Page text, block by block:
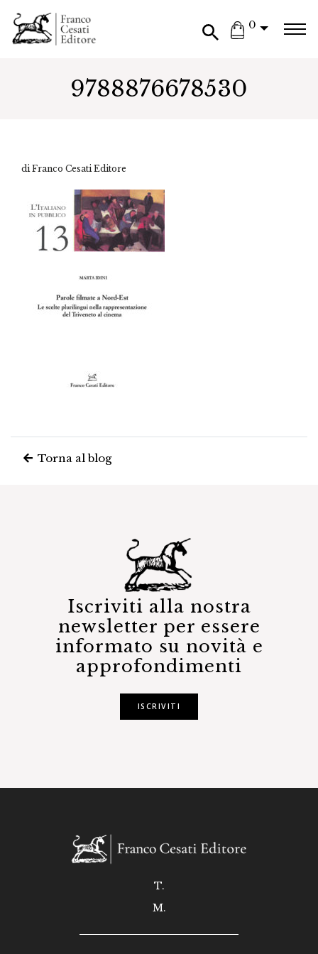
0
9788876678530
di Franco Cesati Editore
Torna al blog
Iscriviti alla nostra
newsletter per essere
informato su novità e
approfondimenti
ISCRIVITI
T.
M.